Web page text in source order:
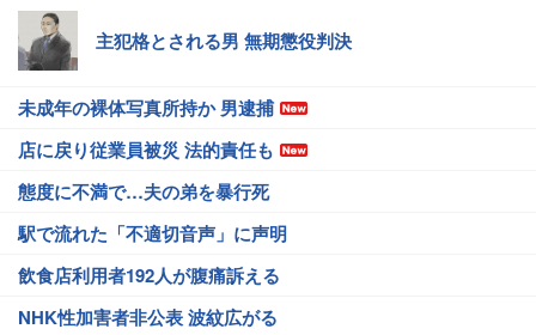
主犯格とされる男 無期懲役判決
未成年の裸体写真所持か 男逮捕
店に戻り従業員被災 法的責任も
態度に不満で…夫の弟を暴行死
駅で流れた「不適切音声」に声明
飲食店利用者192人が腹痛訴える
NHK性加害者非公表 波紋広がる